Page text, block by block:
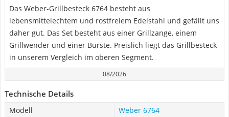
Das Weber-Grillbesteck 6764 besteht aus
lebensmittelechtem und rostfreiem Edelstahl und gefällt uns
daher gut. Das Set besteht aus einer Grillzange, einem
Grillwender und einer Bürste. Preislich liegt das Grillbesteck
in unserem Vergleich im oberen Segment.
08/2026
Technische Details
Modell
Weber 6764